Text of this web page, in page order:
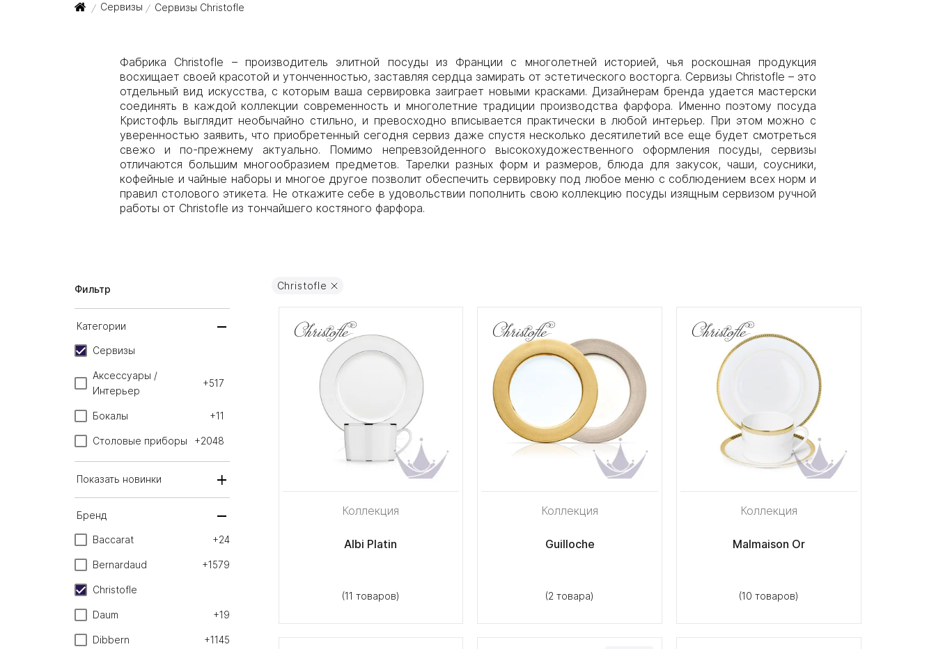
/ Сервизы / Сервизы Christofle
Фабрика Christofle – производитель элитной посуды из Франции с многолетней историей, чья роскошная продукция
восхищает своей красотой и утонченностью, заставляя сердца замирать от эстетического восторга. Сервизы Christofle – это
отдельный вид искусства, с которым ваша сервировка заиграет новыми красками. Дизайнерам бренда удается мастерски
соединять в каждой коллекции современность и многолетние традиции производства фарфора. Именно поэтому посуда
Кристофль выглядит необычайно стильно, и превосходно вписывается практически в любой интерьер. При этом можно с
уверенностью заявить, что приобретенный сегодня сервиз даже спустя несколько десятилетий все еще будет смотреться
свежо и по-прежнему актуально. Помимо непревзойденного высокохудожественного оформления посуды, сервизы
отличаются большим многообразием предметов. Тарелки разных форм и размеров, блюда для закусок, чаши, соусники,
кофейные и чайные наборы и многое другое позволит обеспечить сервировку под любое меню с соблюдением всех норм и
правил столового этикета. Не откажите себе в удовольствии пополнить свою коллекцию посуды изящным сервизом ручной
работы от Christofle из тончайшего костяного фарфора.
Фильтр
Категории
Сервизы
Аксессуары /
Интерьер
+517
Бокалы +11
Столовые приборы +2048
Показать новинки
Бренд
Baccarat +24
Bernardaud +1579
Christofle
Daum +19
Dibbern +1145
Christofle
Коллекция
Albi Platin
(11 товаров)
Коллекция
Guilloche
(2 товара)
Коллекция
Malmaison Or
(10 товаров)